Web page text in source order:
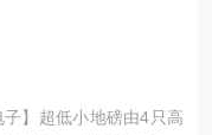
】超低小地磅由4只高